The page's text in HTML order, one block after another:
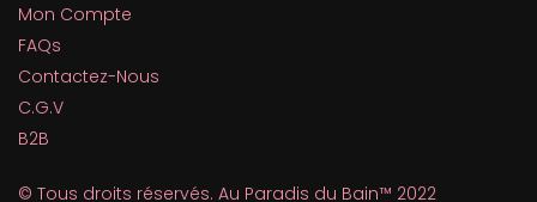
Mon Compte
FAQs
Contactez-Nous
C.G.V
B2B
© Tous droits réservés. Au Paradis du Bain™ 2022